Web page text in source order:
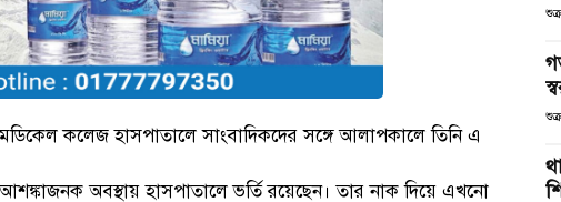
কলেজ হাসপাতালে সাংবাদিকদের সঙ্গে আলাপকালে তিনি এ
অবস্থায় হাসপাতালে ভর্তি রয়েছেন। তার নাক দিয়ে এখনো